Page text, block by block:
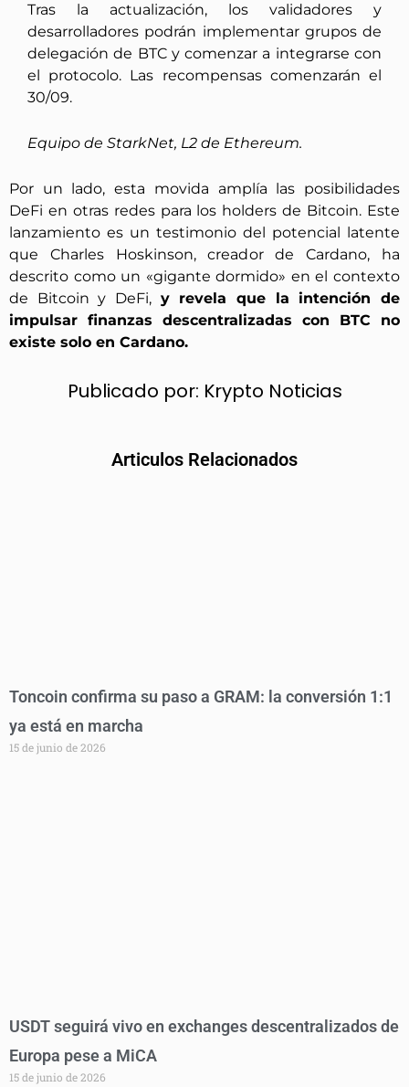
Tras la actualización, los validadores y
desarrolladores podrán implementar grupos de
delegación de BTC y comenzar a integrarse con
el protocolo. Las recompensas comenzarán el
30/09.
Equipo de StarkNet, L2 de Ethereum.
Por un lado, esta movida amplía las posibilidades
DeFi en otras redes para los holders de Bitcoin. Este
lanzamiento es un testimonio del potencial latente
que Charles Hoskinson, creador de Cardano, ha
descrito como un «gigante dormido» en el contexto
de Bitcoin y DeFi, y revela que la intención de
impulsar finanzas descentralizadas con BTC no
existe solo en Cardano.
Publicado por: Krypto Noticias
Articulos Relacionados
Toncoin confirma su paso a GRAM: la conversión 1:1
ya está en marcha
15 de junio de 2026
USDT seguirá vivo en exchanges descentralizados de
Europa pese a MiCA
15 de junio de 2026